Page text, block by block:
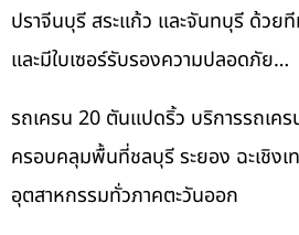
ปราจีนบุรี สระแก้ว และจันทบุรี ด้วย
และมีใบเซอร์รับรองความปลอดภัย…
รถเครน 20 ตันแปดริ้ว บริการรถเคร
ครอบคลุมพื้นที่ชลบุรี ระยอง ฉะเชิงเ
อุตสาหกรรมทั่วภาคตะวันออก